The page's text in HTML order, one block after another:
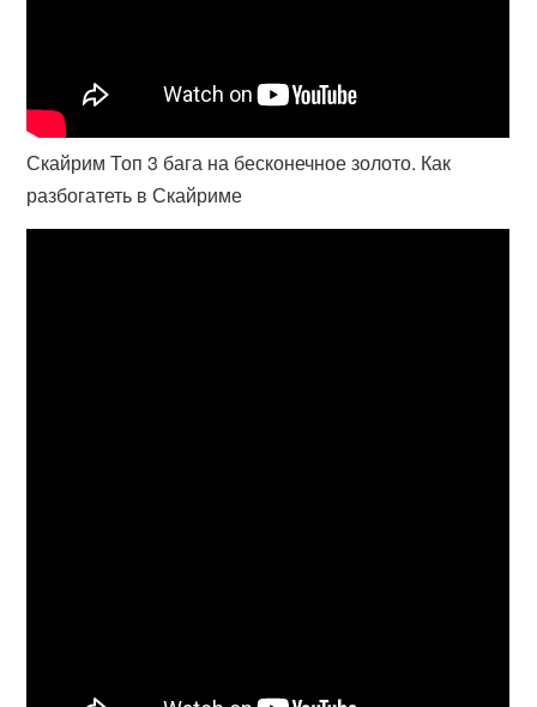
Скайрим Топ 3 бага на бесконечное золото. Как
разбогатеть в Скайриме